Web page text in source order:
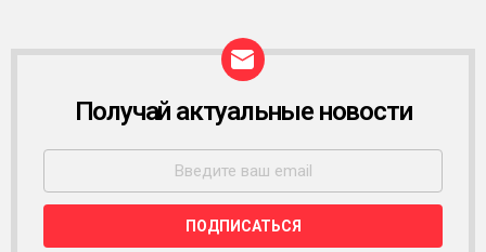
С
Ы
Л
К
Получай актуальные новости